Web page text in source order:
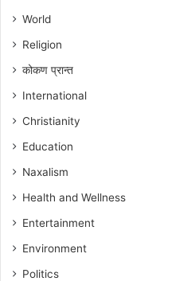
World
Religion
कोकण प्रान्त
International
Christianity
Education
Naxalism
Health and Wellness
Entertainment
Environment
Politics